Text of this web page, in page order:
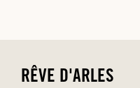
RÊVE D'ARLES